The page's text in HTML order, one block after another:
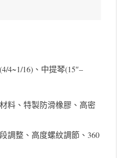
4~1/16)、中提琴(15″–
料、特製防滑橡膠、高密
調整、高度螺紋調節、360